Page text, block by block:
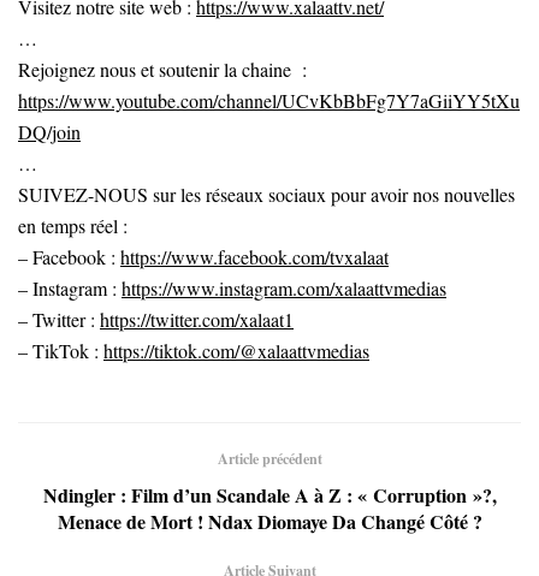
Visitez notre site web : https://www.xalaattv.net/
…
Rejoignez nous et soutenir la chaine :
https://www.youtube.com/channel/UCvKbBbFg7Y7aGiiYY5tXu
DQ/join
…
SUIVEZ-NOUS sur les réseaux sociaux pour avoir nos nouvelles
en temps réel :
– Facebook : https://www.facebook.com/tvxalaat
– Instagram : https://www.instagram.com/xalaattvmedias
– Twitter : https://twitter.com/xalaat1
– TikTok : https://tiktok.com/@xalaattvmedias
Article précédent
Ndingler : Film d’un Scandale A à Z : « Corruption »?,
Menace de Mort ! Ndax Diomaye Da Changé Côté ?
Article Suivant